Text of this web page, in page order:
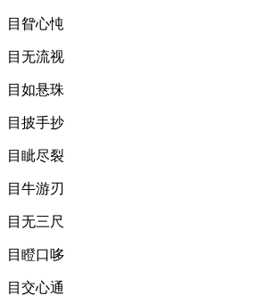
目眢心忳
目无流视
目如悬珠
目披手抄
目眦尽裂
目牛游刃
目无三尺
目瞪口哆
目交心通